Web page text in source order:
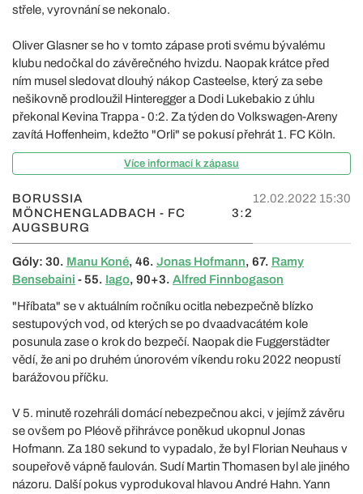
střele, vyrovnání se nekonalo.
Oliver Glasner se ho v tomto zápase proti svému bývalému
klubu nedočkal do závěrečného hvizdu. Naopak krátce před
ním musel sledovat dlouhý nákop Casteelse, který za sebe
nešikovně prodloužil Hinteregger a Dodi Lukebakio z úhlu
překonal Kevina Trappa - 0:2. Za týden do Volkswagen-Areny
zavítá Hoffenheim, kdežto "Orli" se pokusí přehrát 1. FC Köln.
Více informací k zápasu
BORUSSIA
MÖNCHENGLADBACH - FC
AUGSBURG
3:2
12.02.2022 15:30
Góly: 30. Manu Koné, 46. Jonas Hofmann, 67. Ramy
Bensebaini - 55. Iago, 90+3. Alfred Finnbogason
"Hříbata" se v aktuálním ročníku ocitla nebezpečně blízko
sestupových vod, od kterých se po dvaadvacátém kole
posunula zase o krok do bezpečí. Naopak die Fuggerstädter
vědí, že ani po druhém únorovém víkendu roku 2022 neopustí
barážovou příčku.
V 5. minutě rozehráli domácí nebezpečnou akci, v jejímž závěru
se ovšem po Pléově přihrávce poněkud ukopnul Jonas
Hofmann. Za 180 sekund to vypadalo, že byl Florian Neuhaus v
soupeřově vápně faulován. Sudí Martin Thomasen byl ale jiného
názoru. Další pokus vyprodukoval hlavou André Hahn. Yann